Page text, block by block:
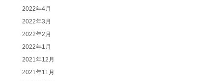
2022年4月
2022年3月
2022年2月
2022年1月
2021年12月
2021年11月